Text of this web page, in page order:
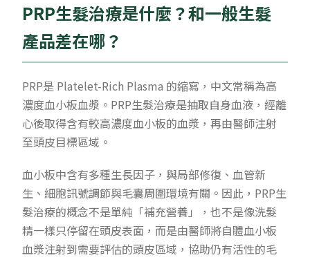
PRP生髮治療是什麼？和一般生髮
產品差在哪？
PRP是 Platelet-Rich Plasma 的縮寫，中文常稱為高
濃度血小板血漿。PRP生髮治療是抽取自身血液，經離
心後取得含有較高濃度血小板的血漿，再由醫師注射
至頭皮目標區域。
血小板中含有多種生長因子，與局部修復、血管新
生、細胞訊號調節與毛囊周圍環境有關。因此，PRP生
髮治療的概念不是單純「補充營養」，也不是像洗髮
精一樣只停留在頭皮表面，而是由醫師將自體血小板
血漿注射到需要評估的頭皮區域，協助仍有活性的毛